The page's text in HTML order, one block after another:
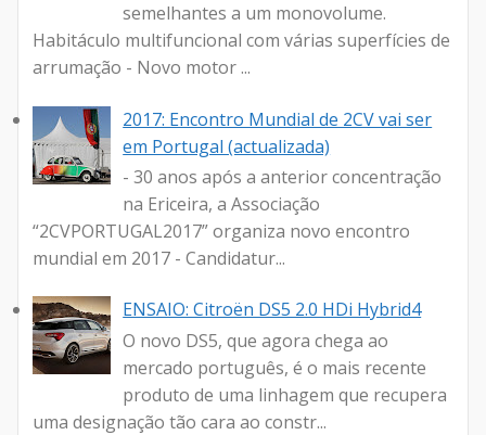
semelhantes a um monovolume.
Habitáculo multifuncional com várias superfícies de
arrumação - Novo motor ...
2017: Encontro Mundial de 2CV vai ser
em Portugal (actualizada)
- 30 anos após a anterior concentração
na Ericeira, a Associação
“2CVPORTUGAL2017” organiza novo encontro
mundial em 2017 - Candidatur...
ENSAIO: Citroën DS5 2.0 HDi Hybrid4
O novo DS5, que agora chega ao
mercado português, é o mais recente
produto de uma linhagem que recupera
uma designação tão cara ao constr...